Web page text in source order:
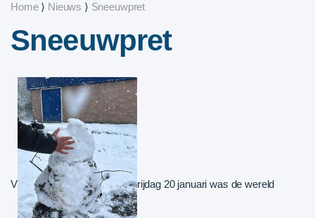
Home⟩ Nieuws ⟩ Sneeuwpret
Sneeuwpret
V rijdag 20 januari was de wereld